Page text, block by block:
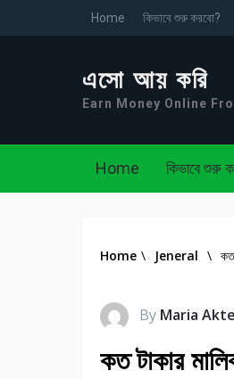
Home কিভাবে শুরু করবো?
এসো আয় করি
Earn Money Online
Home কিভাবে শুরু
Home \ Jeneral \
By Maria
কত টাকার